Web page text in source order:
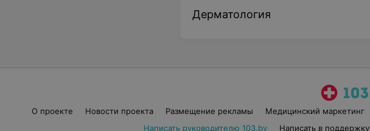
Дерматология
О проекте Новости проекта Размещение рекламы Медицинский маркетинг
Написать руководителю 103.by
Написать в поддержку